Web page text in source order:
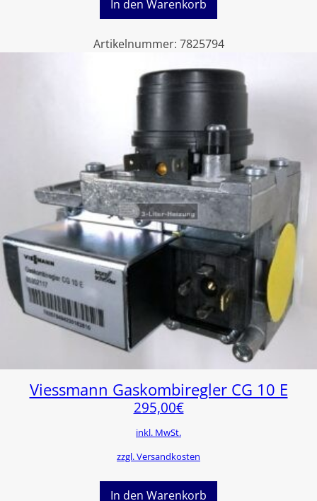
In den Warenkorb
Artikelnummer: 7825794
Viessmann Gaskombiregler CG 10 E
295,00€
inkl. MwSt.
zzgl. Versandkosten
In den Warenkorb